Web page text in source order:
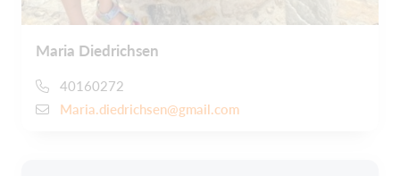
Maria Diedrichsen
40160272
Maria.diedrichsen@gmail.com